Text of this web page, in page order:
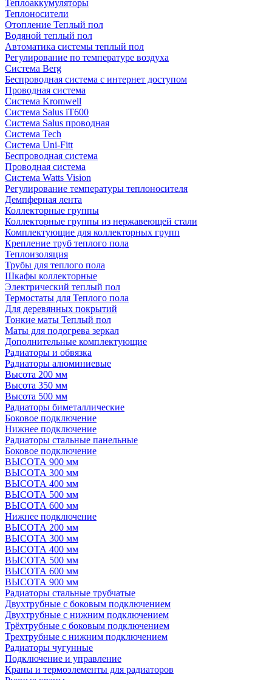
Теплоаккумуляторы
Теплоносители
Отопление Теплый пол
Водяной теплый пол
Автоматика системы теплый пол
Регулирование по температуре воздуха
Система Berg
Беспроводная система с интернет доступом
Проводная система
Система Kromwell
Система Salus iT600
Система Salus проводная
Система Tech
Система Uni-Fitt
Беспроводная система
Проводная система
Система Watts Vision
Регулирование температуры теплоносителя
Демпферная лента
Коллекторные группы
Коллекторные группы из нержавеющей стали
Комплектующие для коллекторных групп
Крепление труб теплого пола
Теплоизоляция
Трубы для теплого пола
Шкафы коллекторные
Электрический теплый пол
Термостаты для Теплого пола
Для деревянных покрытий
Тонкие маты Теплый пол
Маты для подогрева зеркал
Дополнительные комплектующие
Радиаторы и обвязка
Радиаторы алюминиевые
Высота 200 мм
Высота 350 мм
Высота 500 мм
Радиаторы биметаллические
Боковое подключение
Нижнее подключение
Радиаторы стальные панельные
Боковое подключение
ВЫСОТА 900 мм
ВЫСОТА 300 мм
ВЫСОТА 400 мм
ВЫСОТА 500 мм
ВЫСОТА 600 мм
Нижнее подключение
ВЫСОТА 200 мм
ВЫСОТА 300 мм
ВЫСОТА 400 мм
ВЫСОТА 500 мм
ВЫСОТА 600 мм
ВЫСОТА 900 мм
Радиаторы стальные трубчатые
Двухтрубные с боковым подключением
Двухтрубные с нижним подключением
Трёхтрубные с боковым подключением
Трехтрубные с нижним подключением
Радиаторы чугунные
Подключение и управление
Краны и термоэлементы для радиаторов